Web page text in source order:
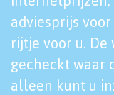
adviesprijs
rijtje voor u.
gecheckt waar
alleen kunt u